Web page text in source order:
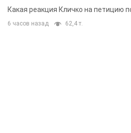
небоскреба "московского
Какая реакция Кличко на петицию
6 часов назад 62,4 т.